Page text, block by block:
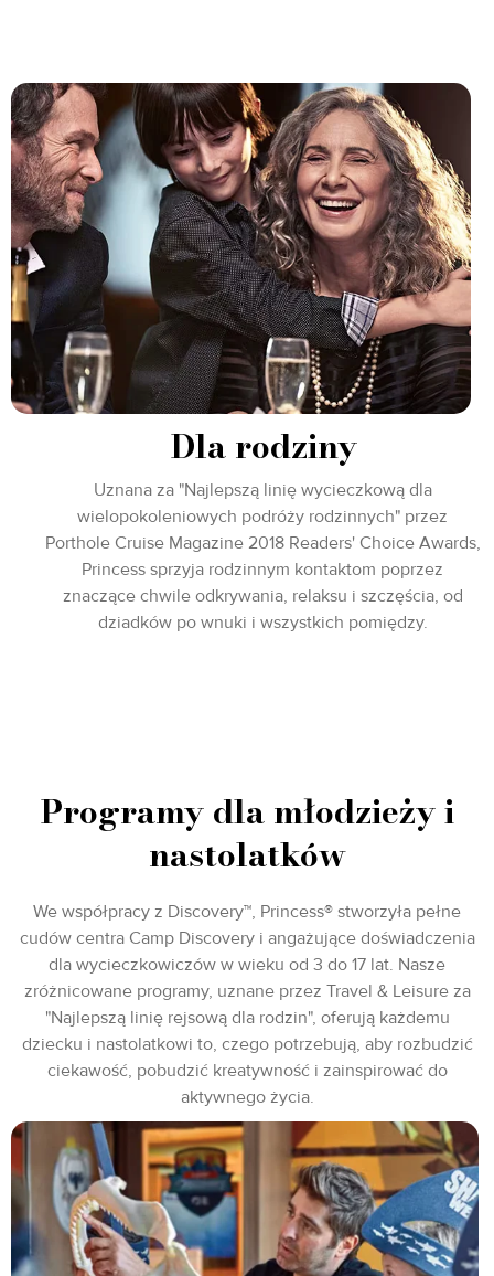
Dla rodziny
Uznana za "Najlepszą linię wycieczkową dla
wielopokoleniowych podróży rodzinnych" przez
Porthole Cruise Magazine 2018 Readers' Choice Awards,
Princess sprzyja rodzinnym kontaktom poprzez
znaczące chwile odkrywania, relaksu i szczęścia, od
dziadków po wnuki i wszystkich pomiędzy.
Programy dla młodzieży i
nastolatków
We współpracy z Discovery™, Princess® stworzyła pełne
cudów centra Camp Discovery i angażujące doświadczenia
dla wycieczkowiczów w wieku od 3 do 17 lat. Nasze
zróżnicowane programy, uznane przez Travel & Leisure za
"Najlepszą linię rejsową dla rodzin", oferują każdemu
dziecku i nastolatkowi to, czego potrzebują, aby rozbudzić
ciekawość, pobudzić kreatywność i zainspirować do
aktywnego życia.